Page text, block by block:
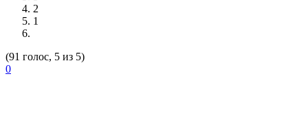
2
1
(91 голос, 5 из 5)
0